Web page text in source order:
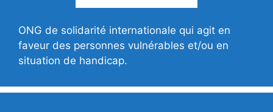
ONG de solidarité internationale qui agit en
faveur des personnes vulnérables et/ou en
situation de handicap.